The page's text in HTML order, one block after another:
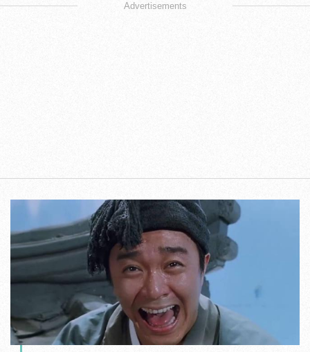
Advertisements